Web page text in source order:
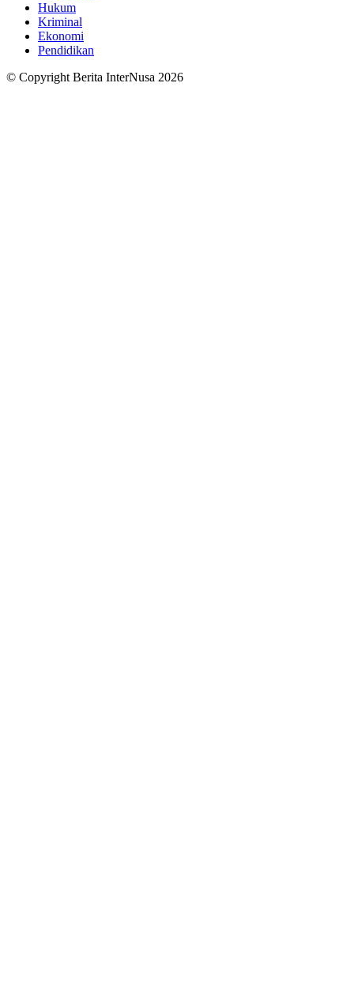
Hukum
Kriminal
Ekonomi
Pendidikan
© Copyright Berita InterNusa 2026